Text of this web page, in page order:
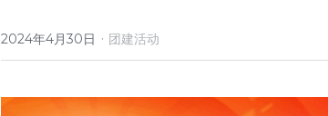
2024年4月30日 · 团建活动